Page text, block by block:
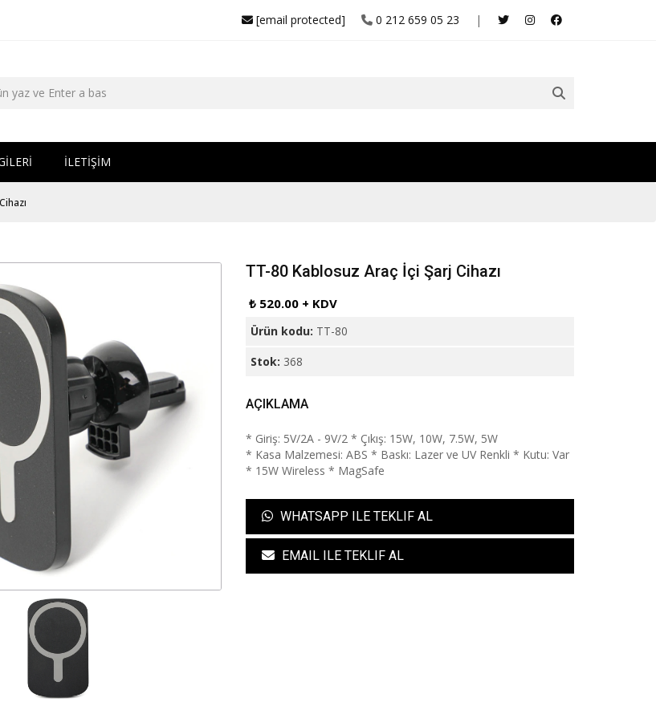
|
0 212 659 05 23
[email protected]
İLETİŞİM
TT-80 Kablosuz Araç İçi Şarj Cihazı
₺ 520.00 + KDV
Ürün kodu: TT-80
Stok: 368
AÇIKLAMA
* Giriş: 5V/2A - 9V/2 * Çıkış: 15W, 10W, 7.5W, 5W
* Kasa Malzemesi: ABS * Baskı: Lazer ve UV Renkli * Kutu: Var
* 15W Wireless * MagSafe
WHATSAPP ILE TEKLIF AL
EMAIL ILE TEKLIF AL